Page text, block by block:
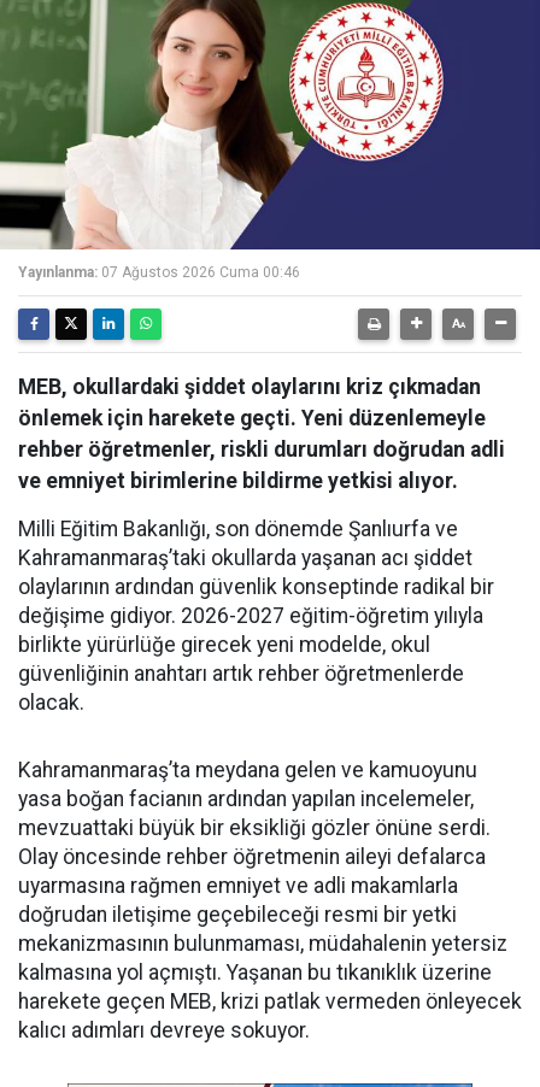
Yayınlanma: 07 Ağustos 2026 Cuma 00:46
MEB, okullardaki şiddet olaylarını kriz çıkmadan
önlemek için harekete geçti. Yeni düzenlemeyle
rehber öğretmenler, riskli durumları doğrudan adli
ve emniyet birimlerine bildirme yetkisi alıyor.
Milli Eğitim Bakanlığı, son dönemde Şanlıurfa ve
Kahramanmaraş’taki okullarda yaşanan acı şiddet
olaylarının ardından güvenlik konseptinde radikal bir
değişime gidiyor. 2026-2027 eğitim-öğretim yılıyla
birlikte yürürlüğe girecek yeni modelde, okul
güvenliğinin anahtarı artık rehber öğretmenlerde
olacak.
Kahramanmaraş’ta meydana gelen ve kamuoyunu
yasa boğan facianın ardından yapılan incelemeler,
mevzuattaki büyük bir eksikliği gözler önüne serdi.
Olay öncesinde rehber öğretmenin aileyi defalarca
uyarmasına rağmen emniyet ve adli makamlarla
doğrudan iletişime geçebileceği resmi bir yetki
mekanizmasının bulunmaması, müdahalenin yetersiz
kalmasına yol açmıştı. Yaşanan bu tıkanıklık üzerine
harekete geçen MEB, krizi patlak vermeden önleyecek
kalıcı adımları devreye sokuyor.